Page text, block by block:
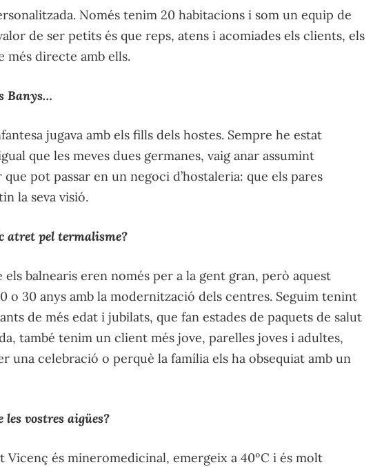
Només tenim 20 habitacions i som un equip de
de ser petits és que reps, atens i acomiades els clients, els
més directe amb ells.
Banys…
jugava amb els fills dels hostes. Sempre he estat
que les meves dues germanes, vaig anar assumint
pot passar en un negoci d’hostaleria: que els pares
la seva visió.
atret pel termalisme?
els balnearis eren només per a la gent gran, però aquest
o 30 anys amb la modernització dels centres. Seguim tenint
de més edat i jubilats, que fan estades de paquets de salut
també tenim un client més jove, parelles joves i adultes,
una celebració o perquè la família els ha obsequiat amb un
vostres aigües?
Vicenç és mineromedicinal, emergeix a 40ºC i és molt